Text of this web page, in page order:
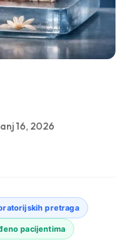
16, 2026
pretraga
pacijentima